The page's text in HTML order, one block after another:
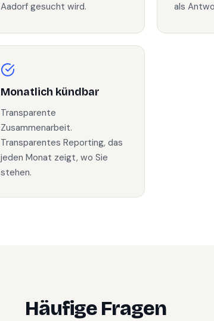
Aadorf gesucht wird.
als
Monatlich kündbar
Transparente
Zusammenarbeit.
Transparentes Reporting, das
jeden Monat zeigt, wo Sie
stehen.
Häufige Fragen